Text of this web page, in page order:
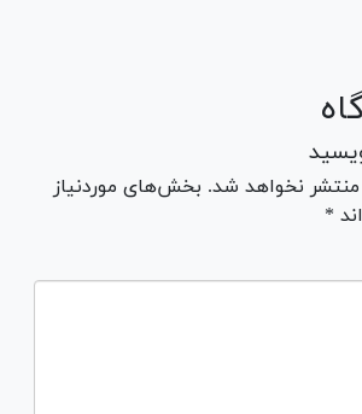
نخواهد شد. بخش‌های موردنیاز
*